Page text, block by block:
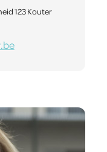
123 Kouter